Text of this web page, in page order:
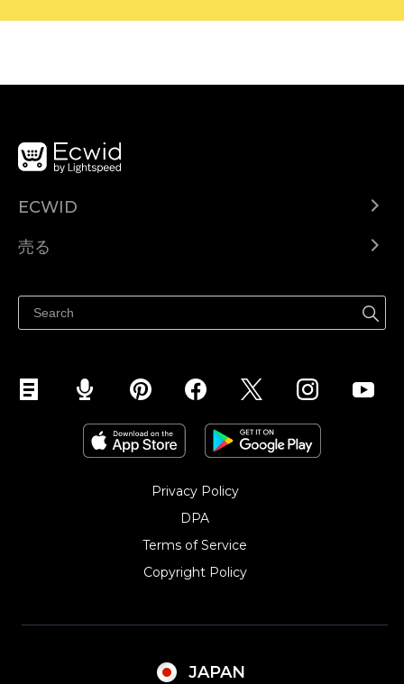
ECWID
ヘルプセンター
売る
Facebookで販売する
Instagramで販売する
Privacy Policy
DPA
Terms of Service
Copyright Policy‎
JAPAN